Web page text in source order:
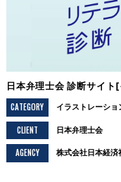
日本弁理士会 診断サイ
CATEGORY
イラストレーショ
CLIENT 日本弁理士会
AGENCY 株式会社日本経済